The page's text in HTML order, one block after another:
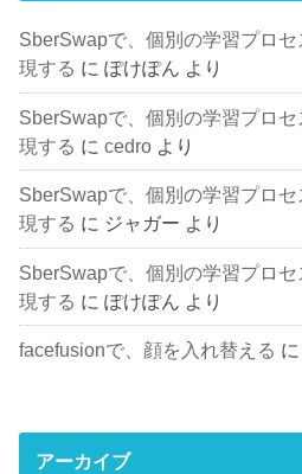
SberSwapで、個別の学習プロ
現する にぽけぽん より
SberSwapで、個別の学習プロ
現する にcedro より
SberSwapで、個別の学習プロ
現する に ジャガー より
SberSwapで、個別の学習プロ
現する にぽけぽん より
facefusionで、顔を入れ替える に
アーカイブ